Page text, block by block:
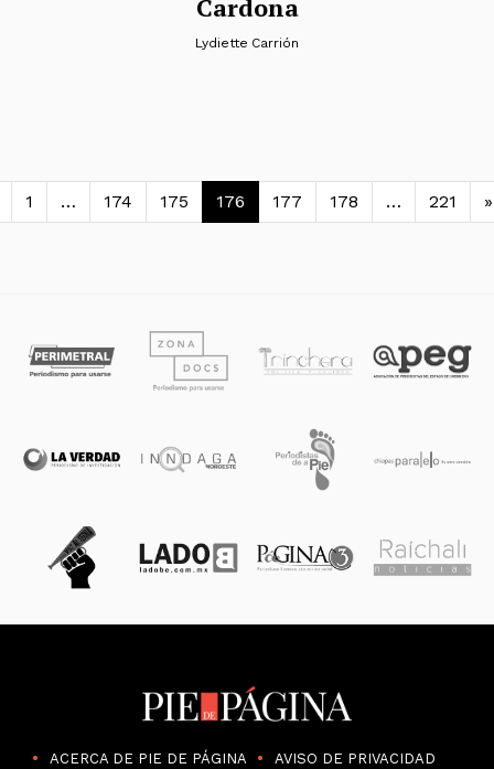
Cardona
Lydiette Carrión
de entradas
1 … 174 175 176 177 178 … 221 »
ACERCA DE PIE DE PÁGINA AVISO DE PRIVACIDAD